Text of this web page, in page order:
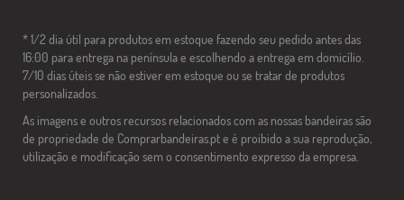
* 1/2 dia útil para produtos em estoque fazendo seu pedido antes das
16:00 para entrega na península e escolhendo a entrega em domicílio.
7/10 dias úteis se não estiver em estoque ou se tratar de produtos
personalizados.
As imagens e outros recursos relacionados com as nossas bandeiras são
de propriedade de Comprarbandeiras.pt e é proibido a sua reprodução,
utilização e modificação sem o consentimento expresso da empresa.